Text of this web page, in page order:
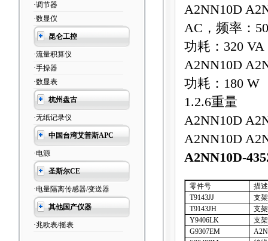
·调节器
·数显仪
昆仑工控
·流量积算仪
·手操器
·数显表
杭州盘古
·无纸记录仪
中国台湾艾普斯APC
·电源
圣斯尔CE
·电量隔离传感器/变送器
其他国产仪器
·兆欧表/摇表
A2NN10D
AC ，频率：
功耗： 320 VA
A2NN10D
功耗： 180 W
1.2.6重量
A2NN10D
A2NN10D
A2NN10D-
零件号
描述
T9143JJ
支
T9143JH
支
Y9406LK
支
G9307EM